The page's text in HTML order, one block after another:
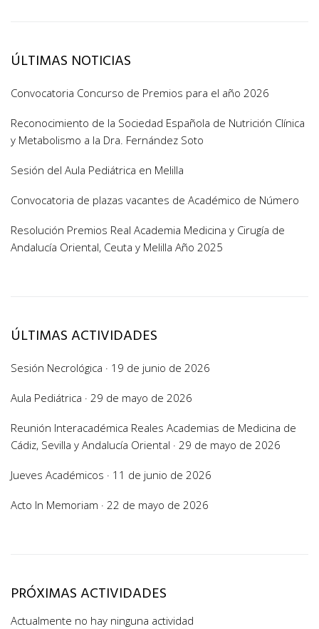
ÚLTIMAS NOTICIAS
Convocatoria Concurso de Premios para el año 2026
Reconocimiento de la Sociedad Española de Nutrición Clínica
y Metabolismo a la Dra. Fernández Soto
Sesión del Aula Pediátrica en Melilla
Convocatoria de plazas vacantes de Académico de Número
Resolución Premios Real Academia Medicina y Cirugía de
Andalucía Oriental, Ceuta y Melilla Año 2025
ÚLTIMAS ACTIVIDADES
Sesión Necrológica · 19 de junio de 2026
Aula Pediátrica · 29 de mayo de 2026
Reunión Interacadémica Reales Academias de Medicina de
Cádiz, Sevilla y Andalucía Oriental · 29 de mayo de 2026
Jueves Académicos · 11 de junio de 2026
Acto In Memoriam · 22 de mayo de 2026
PRÓXIMAS ACTIVIDADES
Actualmente no hay ninguna actividad